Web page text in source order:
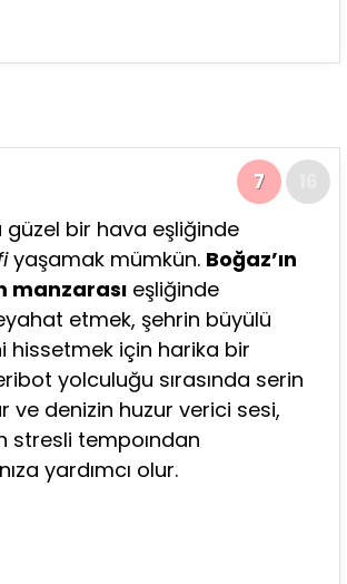
7
güzel bir hava eşliğinde
yaşamak mümkün. Boğaz’ın
manzarası eşliğinde
etmek, şehrin büyülü
hissetmek için harika bir
yolculuğu sırasında serin
ve denizin huzur verici sesi,
stresli tempoından
yardımcı olur.